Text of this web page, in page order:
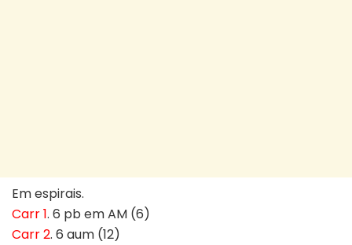
Em espirais.
Carr 1. 6 pb em AM (6)
Carr 2. 6 aum (12)